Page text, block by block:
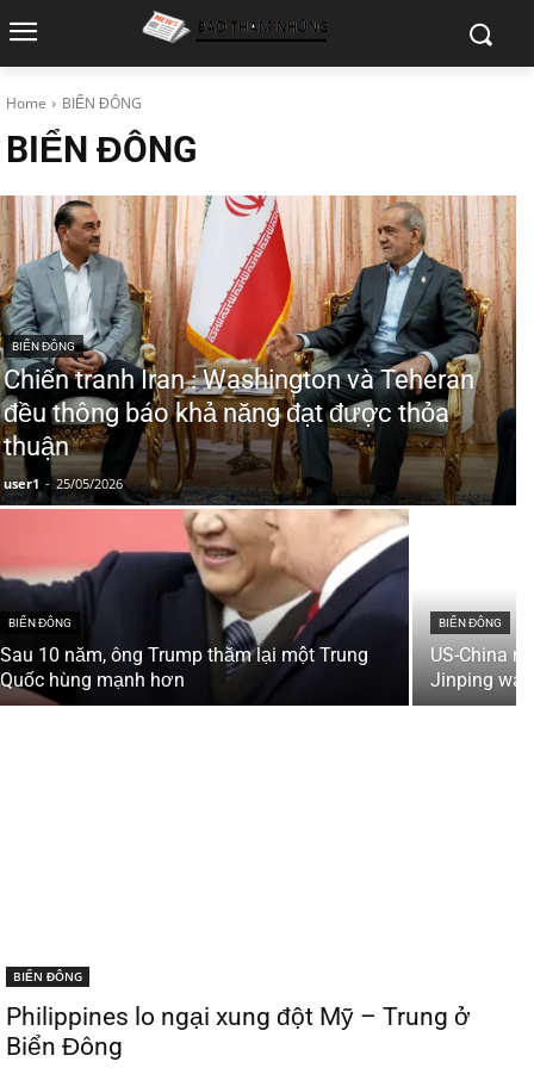
Home BIỂN ĐÔNG
BIỂN ĐÔNG
BIỂN ĐÔNG
Chiến tranh Iran : Washington và Teheran
đều thông báo khả năng đạt được thỏa
thuận
user1 - 25/05/2026
BIỂN ĐÔNG
Sau 10 năm, ông Trump thăm lại một Trung
Quốc hùng mạnh hơn
BIỂN ĐÔNG
US-China
Jinping
BIỂN ĐÔNG
Philippines lo ngại xung đột Mỹ – Trung ở
Biển Đông